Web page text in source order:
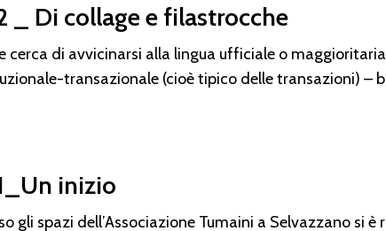
_ Di collage e filastrocche
cerca di avvicinarsi alla lingua ufficiale o
transazionale (cioè tipico delle transazioni) –
inizio
gli spazi dell’Associazione Tumaini a Selvazzano si